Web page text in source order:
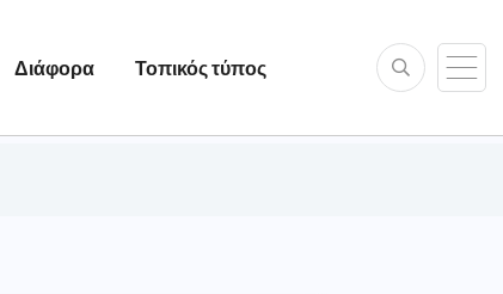
Διάφορα Τοπικός τύπος